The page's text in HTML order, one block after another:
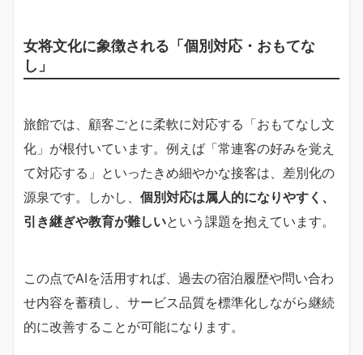
女将文化に象徴される「個別対応・おもてな
し」
旅館では、顧客ごとに柔軟に対応する「おもてなし文
化」が根付いています。例えば「常連客の好みを覚え
て対応する」といったきめ細やかな接客は、差別化の
源泉です。しかし、 個別対応は属人的になりやすく、
引き継ぎや教育が難しいという課題を抱えています。
この点でAIを活用すれば、過去の宿泊履歴や問い合わ
せ内容を蓄積し、サービス品質を標準化しながら継続
的に改善することが可能になります。